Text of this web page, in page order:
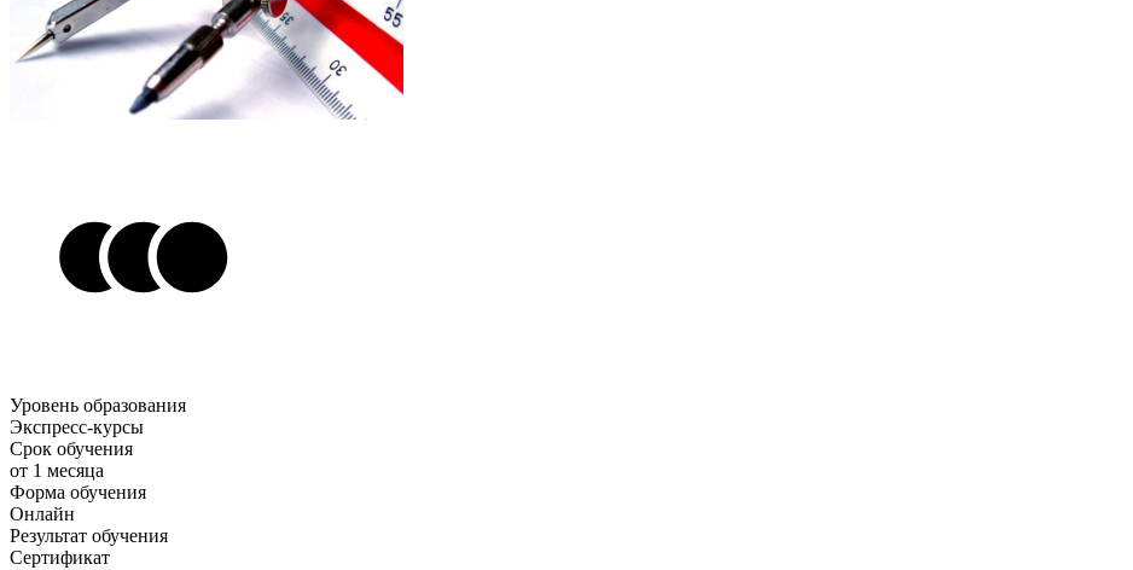
Уровень образования
Экспресс-курсы
Срок обучения
от 1 месяца
Форма обучения
Онлайн
Результат обучения
Сертификат